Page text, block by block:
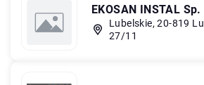
EKOSAN INSTAL
Lubelskie, 20-819
27/11